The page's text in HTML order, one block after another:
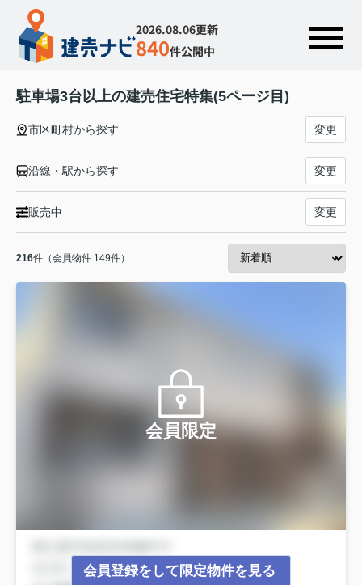
2026.08.06更新
840件公開中
駐車場3台以上の建売住宅特集(5ページ目)
市区町村から探す 変更
沿線・駅から探す 変更
販売中 変更
216件（会員物件 149件）
会員限定
会員登録をして限定物件を見る